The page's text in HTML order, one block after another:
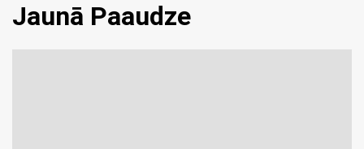
Jaunā Paaudze